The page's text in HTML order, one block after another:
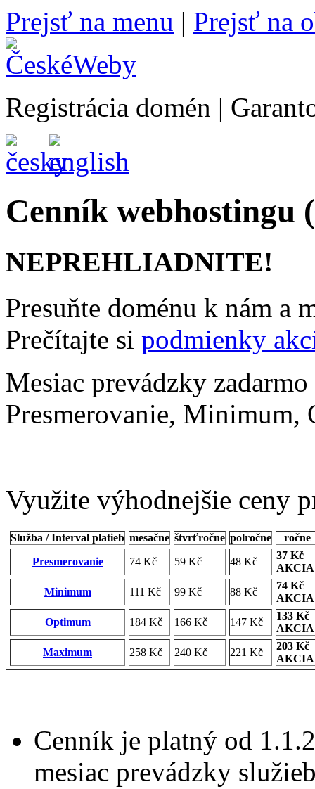
Prejsť na menu | Prejsť na
Registrácia domén |
Cenník webhostingu
NEPREHLIADNITE!
Presuňte doménu k nám
Prečítajte si podmienky
Mesiac prevádzky
Presmerovanie,
Využite výhodnejšie ceny
Služba / Interval platieb mesačne štvrťročne polročne
ročne
Presmerovanie
74 Kč 59 Kč 48 Kč
37 Kč
Minimum
111 Kč 99 Kč 88 Kč
74 Kč
Optimum
184 Kč 166 Kč 147 Kč
133 Kč
Maximum
258 Kč 240 Kč 221 Kč
203 Kč
Cenník je platný od
mesiac prevádzky